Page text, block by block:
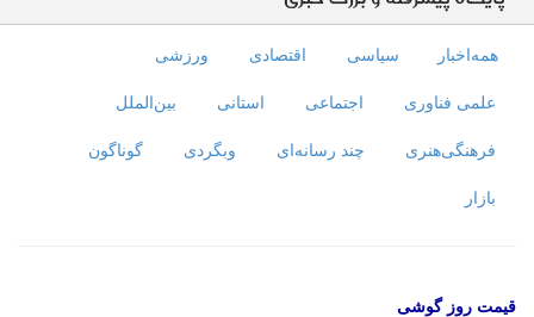
همه‌اخبار سیاسی اقتصادی ورزشی
علمی فناوری اجتماعی استانی بین‌الملل
فرهنگی‌هنری چند رسانه‌ای وبگردی گوناگون
بازار
قیمت روز گوشی